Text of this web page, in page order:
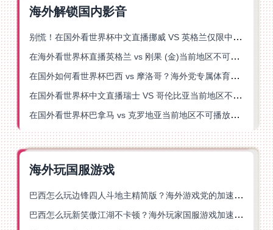
海外解锁国内影音
别慌！在国外看世界杯中文直播挪威 VS 英格兰仅限中国大陆？这篇指南帮你搞定
在海外看世界杯直播英格兰 vs 刚果 (金)当前地区不可播放？这篇指南帮你突破所有限制
在国外如何看世界杯巴西 vs 摩洛哥？海外党专属体育观赛指南来了
在国外看世界杯中文直播瑞士 VS 哥伦比亚当前地区不可播放？这篇指南帮你搞定
在国外看世界杯巴拿马 vs 克罗地亚当前地区不可播放？这篇指南帮你轻松解决海外体育直播难题
海外玩国服游戏
巴西怎么玩边锋四人斗地主精简版？海外游戏党的加速器终极选择
巴西怎么玩新笑傲江湖不卡顿？海外玩家国服游戏加速终极指南（附猫和老鼠一梦江湖实测）